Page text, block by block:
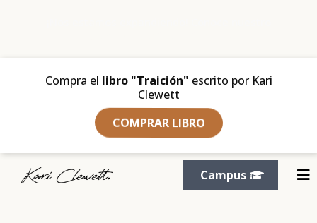
Compra el libro "Traición" escrito por Kari
Clewett
COMPRAR LIBRO
Campus